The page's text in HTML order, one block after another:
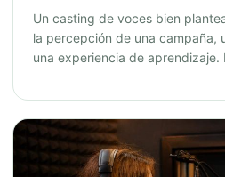
Un casting de voces bien
la percepción de una campaña,
una experiencia de aprendizaje.